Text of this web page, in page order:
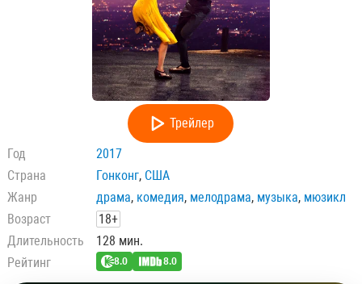
Трейлер
Год
2017
Страна
Гонконг, США
Жанр
драма, комедия, мелодрама, музыка, мюзикл
Возраст
18+
Длительность
128 мин.
Рейтинг
8.0 8.0